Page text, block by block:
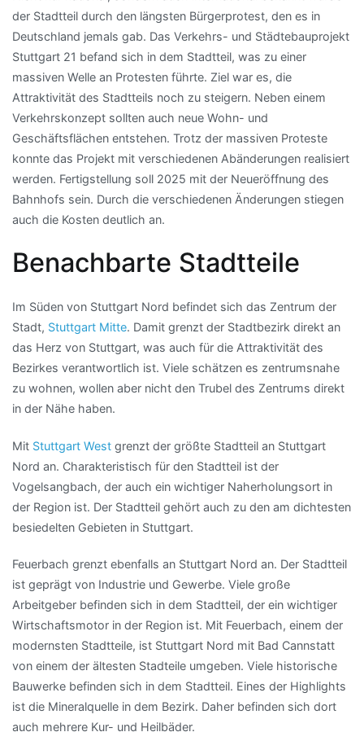
der Stadtteil durch den längsten Bürgerprotest, den es in
Deutschland jemals gab. Das Verkehrs- und Städtebauprojekt
Stuttgart 21 befand sich in dem Stadtteil, was zu einer
massiven Welle an Protesten führte. Ziel war es, die
Attraktivität des Stadtteils noch zu steigern. Neben einem
Verkehrskonzept sollten auch neue Wohn- und
Geschäftsflächen entstehen. Trotz der massiven Proteste
konnte das Projekt mit verschiedenen Abänderungen realisiert
werden. Fertigstellung soll 2025 mit der Neueröffnung des
Bahnhofs sein. Durch die verschiedenen Änderungen stiegen
auch die Kosten deutlich an.
Benachbarte Stadtteile
Im Süden von Stuttgart Nord befindet sich das Zentrum der
Stadt, Stuttgart Mitte. Damit grenzt der Stadtbezirk direkt an
das Herz von Stuttgart, was auch für die Attraktivität des
Bezirkes verantwortlich ist. Viele schätzen es zentrumsnahe
zu wohnen, wollen aber nicht den Trubel des Zentrums direkt
in der Nähe haben.
Mit Stuttgart West grenzt der größte Stadtteil an Stuttgart
Nord an. Charakteristisch für den Stadtteil ist der
Vogelsangbach, der auch ein wichtiger Naherholungsort in
der Region ist. Der Stadtteil gehört auch zu den am dichtesten
besiedelten Gebieten in Stuttgart.
Feuerbach grenzt ebenfalls an Stuttgart Nord an. Der Stadtteil
ist geprägt von Industrie und Gewerbe. Viele große
Arbeitgeber befinden sich in dem Stadtteil, der ein wichtiger
Wirtschaftsmotor in der Region ist. Mit Feuerbach, einem der
modernsten Stadtteile, ist Stuttgart Nord mit Bad Cannstatt
von einem der ältesten Stadteile umgeben. Viele historische
Bauwerke befinden sich in dem Stadtteil. Eines der Highlights
ist die Mineralquelle in dem Bezirk. Daher befinden sich dort
auch mehrere Kur- und Heilbäder.